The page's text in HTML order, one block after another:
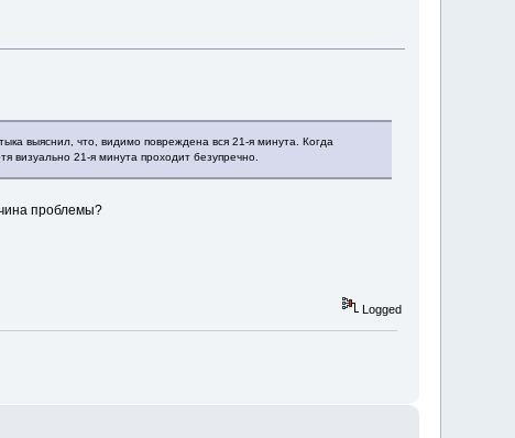
выяснил, что, видимо повреждена вся 21-я минута. Когда
визуально 21-я минута проходит безупречно.
проблемы?
Logged